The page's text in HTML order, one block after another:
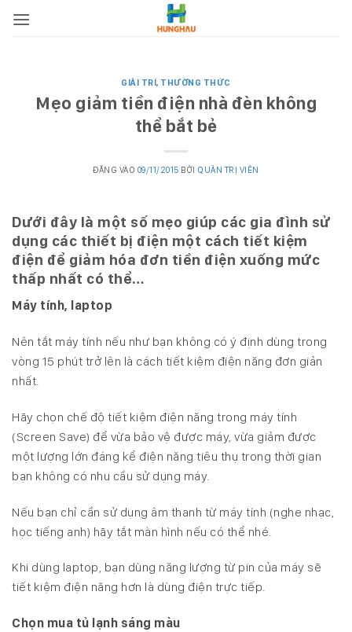
qua
GIẢI TRÍ, THƯỜNG THỨC
Mẹo giảm tiền điện nhà đèn không
thể bắt bẻ
ĐĂNG VÀO 09/11/2015 BỞI QUẢN TRỊ VIÊN
Dưới đây là một số mẹo giúp các gia đình sử
dụng các thiết bị điện một cách tiết kiệm
điện để giảm hóa đơn tiền điện xuống mức
thấp nhất có thể…
Máy tính, laptop
Nên tắt máy tính nếu như bạn không có ý định dùng trong
vòng 15 phút trở lên là cách tiết kiệm điện năng đơn giản
nhất.
Hãy chọn chế độ tiết kiệm điện năng trong máy tính
(Screen Save) để vừa bảo vệ được máy, vừa giảm được
một lượng lớn đáng kể điện năng tiêu thụ trong thời gian
bạn không có nhu cầu sử dụng máy.
Nếu bạn chỉ cần sử dụng âm thanh từ máy tính (nghe nhạc,
học tiếng anh) hãy tắt màn hình nếu có thể nhé.
Khi dùng laptop, bạn dùng năng lượng từ pin của máy sẽ
tiết kiệm điện năng hơn là dùng điện trực tiếp.
Chọn mua tủ lạnh sáng màu